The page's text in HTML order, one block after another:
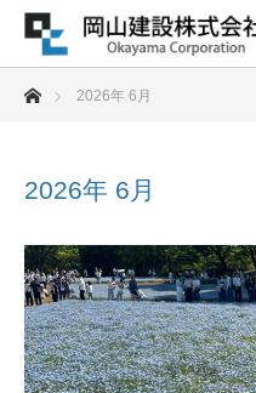
ホーム2026年 6月
2026年 6月